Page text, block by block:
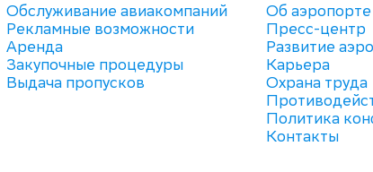
Обслуживание авиакомпаний
Рекламные возможности
Аренда
Закупочные процедуры
Выдача пропусков
Об аэропорте
Пресс-центр
Развитие
Карьера
Охрана труда
Политика
Контакты